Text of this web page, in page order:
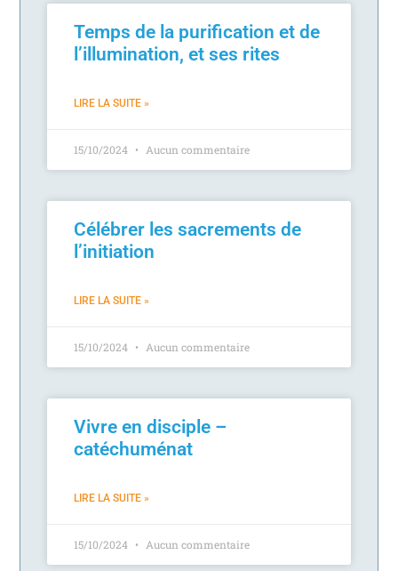
Temps de la purification et de
l’illumination, et ses rites
LIRE LA SUITE »
15/10/2024 Aucun commentaire
Célébrer les sacrements de
l’initiation
LIRE LA SUITE »
15/10/2024 Aucun commentaire
Vivre en disciple –
catéchuménat
LIRE LA SUITE »
15/10/2024 Aucun commentaire